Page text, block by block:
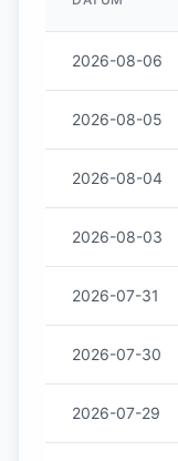
2026-08-06
2026-08-05
2026-08-04
2026-08-03
2026-07-31
2026-07-30
2026-07-29